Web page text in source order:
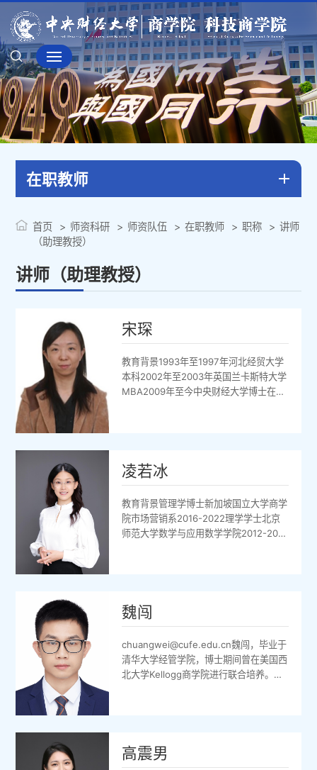
在职教师
讲师（助理教授）
首页 师资科研 师资队伍 在职教师 职称
讲师
（助理教授）
宋琛
教育背景1993年至1997年河北经贸大学
本科2002年至2003年英国兰卡斯特大学
MBA2009年至今中央财经大学博士在读
业的社会责任》、《基于网络技术的主动
与互动营销》、《中国纺织服装业的出路
在于优势转变》等2、论著：《市场调
研》、《市场调查与预测》、《国际市场
营...
凌若冰
教育背景管理学博士新加坡国立大学商学
院市场营销系2016-2022理学学士北京
师范大学数学与应用数学学院2012-2016
“EntryDeci...
魏闯
chuangwei@cufe.edu.cn魏闯，毕业于
清华大学经管学院，博士期间曾在美国西
北大学Kellogg商学院进行联合培养。主
等国内外学术期刊发表论文多篇。教授课
程营销原理（本科）、管理研究方法（博
高震男